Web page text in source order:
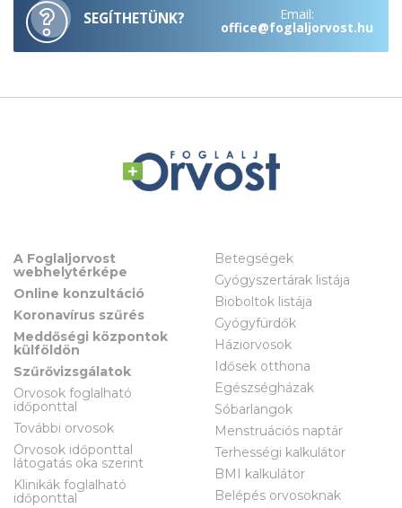
SEGÍTHETÜNK? Email:
office@foglaljorvost.hu
A Foglaljorvost
webhelytérképe
Online konzultáció
Koronavírus szűrés
Meddőségi központok
külföldön
Szűrővizsgálatok
Orvosok foglalható
időponttal
További orvosok
Orvosok időponttal
látogatás oka szerint
Klinikák foglalható
időponttal
Betegségek
Gyógyszertárak listája
Bioboltok listája
Gyógyfürdők
Háziorvosok
Idősek otthona
Egészségházak
Sóbarlangok
Menstruációs naptár
Terhességi kalkulátor
BMI kalkulátor
Belépés orvosoknak